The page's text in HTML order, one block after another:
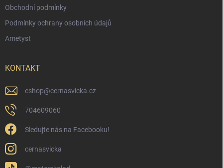
Obchodní podmínky
Podmínky ochrany osobních údajů
Ametyst
KONTAKT
eshop@cernasvicka.cz
704609060
Sledujte nás na Facebooku!
cernasvicka